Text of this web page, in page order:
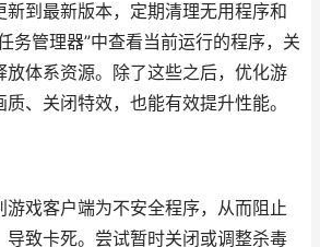
新到最新版本，定期清理无用程序和
务管理器”中查看当前运行的程序，关
放体系资源。除了这些之后，优化游
、关闭特效，也能有效提升性能。
游戏客户端为不安全程序，从而阻止
导致卡死。尝试暂时关闭或调整杀毒